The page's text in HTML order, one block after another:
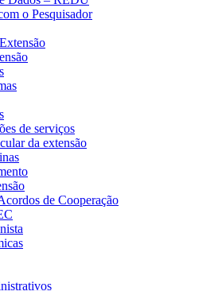
o Pesquisador
de serviços
da extensão
de Cooperação